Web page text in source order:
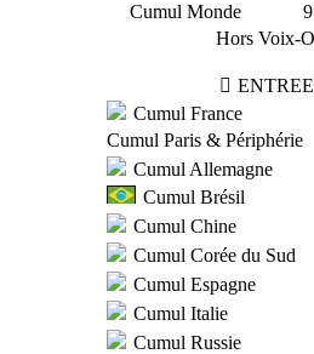
Cumul Monde
Hors Voix-
Cumul France
Cumul Paris & Périphérie
Cumul Allemagne
Cumul Brésil
Cumul Chine
Cumul Corée du Sud
Cumul Espagne
Cumul Italie
Cumul Russie